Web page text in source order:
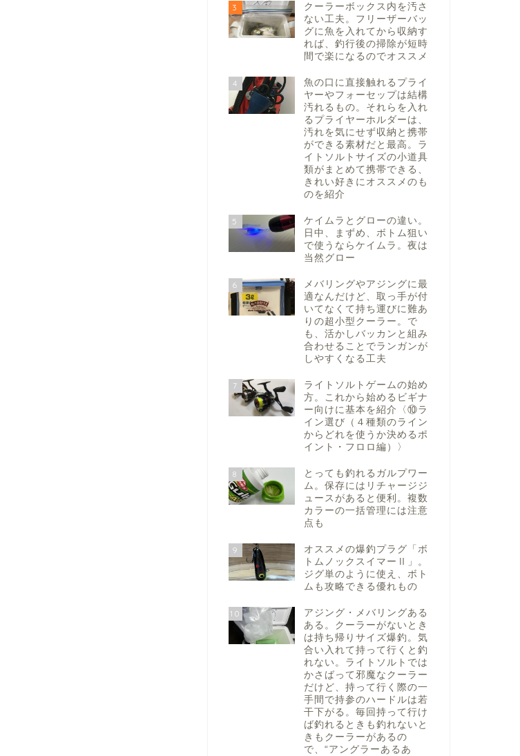
3
クーラーボックス内を汚さ
ない工夫。フリーザーバッ
グに魚を入れてから収納す
れば、釣行後の掃除が短時
間で楽になるのでオススメ
4
魚の口に直接触れるプライ
ヤーやフォーセップは結構
汚れるもの。それらを入れ
るプライヤーホルダーは、
汚れを気にせず収納と携帯
ができる素材だと最高。ラ
イトソルトサイズの小道具
類がまとめて携帯できる、
きれい好きにオススメのも
のを紹介
5
ケイムラとグローの違い。
日中、まずめ、ボトム狙い
で使うならケイムラ。夜は
当然グロー
6
メバリングやアジングに最
適なんだけど、取っ手が付
いてなくて持ち運びに難あ
りの超小型クーラー。で
も、活かしバッカンと組み
合わせることでランガンが
しやすくなる工夫
7
ライトソルトゲームの始め
方。これから始めるビギナ
ー向けに基本を紹介〈⑩ラ
イン選び（４種類のライン
からどれを使うか決めるポ
イント・フロロ編）〉
8
とっても釣れるガルプワー
ム。保存にはリチャージジ
ュースがあると便利。複数
カラーの一括管理には注意
点も
9
オススメの爆釣プラグ「ボ
トムノックスイマーⅡ」。
ジグ単のように使え、ボト
ムも攻略できる優れもの
10
アジング・メバリングある
ある。クーラーがないとき
は持ち帰りサイズ爆釣。気
合い入れて持って行くと釣
れない。ライトソルトでは
かさばって邪魔なクーラー
だけど、持って行く際の一
手間で持参のハードルは若
干下がる。毎回持って行け
ば釣れるときも釣れないと
きもクーラーがあるの
で、“アングラーあるあ